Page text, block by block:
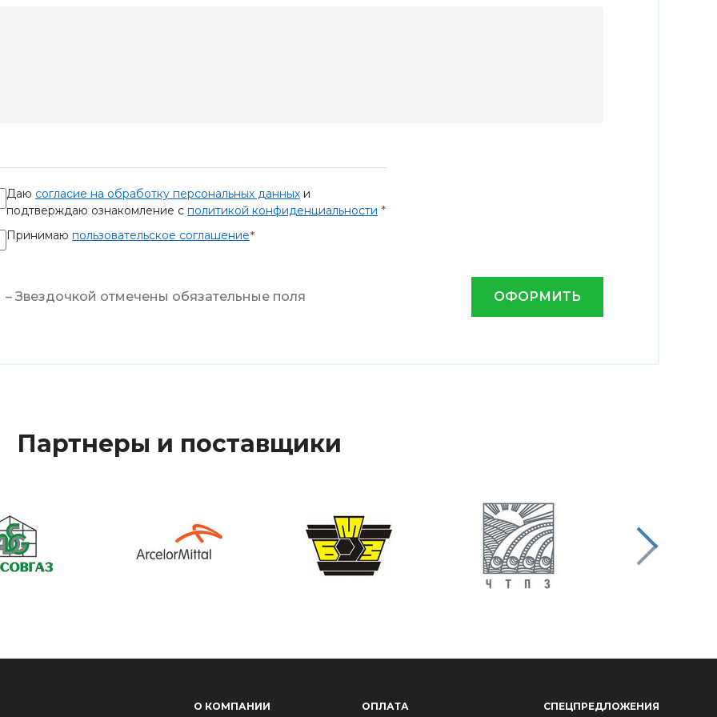
Даю согласие на обработку персональных данных и
подтверждаю ознакомление с политикой конфиденциальности *
Принимаю пользовательское соглашение*
– Звездочкой отмечены обязательные поля ОФОРМИТЬ
Партнеры и поставщики
О КОМПАНИИ ОПЛАТА СПЕЦПРЕДЛОЖЕНИЯ